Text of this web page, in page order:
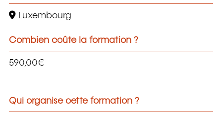
Luxembourg
Combien coûte la formation ?
590,00€
Qui organise cette formation ?